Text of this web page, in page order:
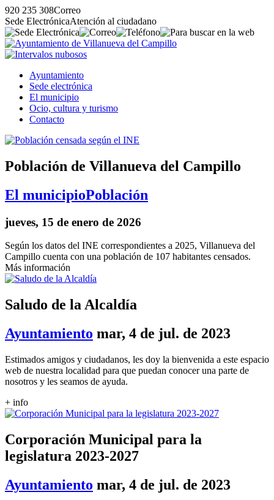
920 235 308Correo
Sede ElectrónicaAtención al ciudadano
Ayuntamiento
Sede electrónica
El municipio
Ocio, cultura y turismo
Contacto
Población de Villanueva del Campillo
El municipioPoblación
jueves, 15 de enero de 2026
Según los datos del INE correspondientes a 2025, Villanueva del
Campillo cuenta con una población de 107 habitantes censados.
Más información
Saludo de la Alcaldía
Ayuntamiento mar, 4 de jul. de 2023
Estimados amigos y ciudadanos, les doy la bienvenida a este espacio
web de nuestra localidad para que puedan conocer una parte de
nosotros y les seamos de ayuda.
+ info
Corporación Municipal para la
legislatura 2023-2027
Ayuntamiento mar, 4 de jul. de 2023